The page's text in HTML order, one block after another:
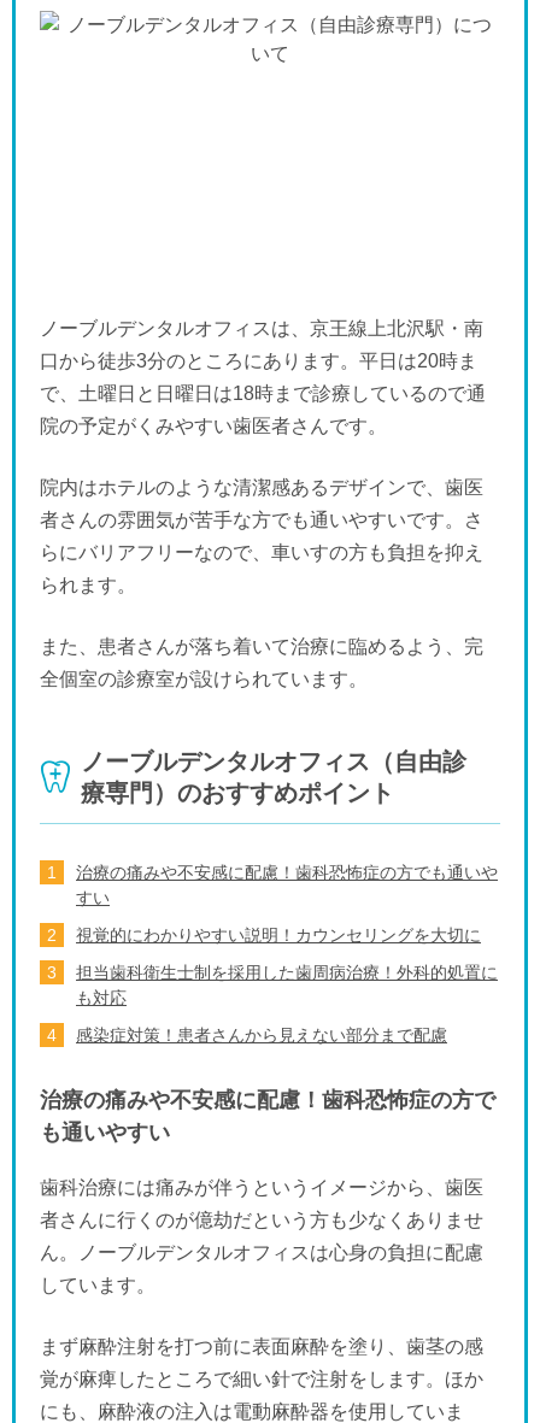
ノーブルデンタルオフィスは、京王線上北沢駅・南
口から徒歩3分のところにあります。平日は20時ま
で、土曜日と日曜日は18時まで診療しているので通
院の予定がくみやすい歯医者さんです。
院内はホテルのような清潔感あるデザインで、歯医
者さんの雰囲気が苦手な方でも通いやすいです。さ
らにバリアフリーなので、車いすの方も負担を抑え
られます。
また、患者さんが落ち着いて治療に臨めるよう、完
全個室の診療室が設けられています。
ノーブルデンタルオフィス（自由診
療専門）のおすすめポイント
治療の痛みや不安感に配慮！歯科恐怖症の方でも通いや
すい
視覚的にわかりやすい説明！カウンセリングを大切に
担当歯科衛生士制を採用した歯周病治療！外科的処置に
も対応
感染症対策！患者さんから見えない部分まで配慮
治療の痛みや不安感に配慮！歯科恐怖症の方で
も通いやすい
歯科治療には痛みが伴うというイメージから、歯医
者さんに行くのが億劫だという方も少なくありませ
ん。ノーブルデンタルオフィスは心身の負担に配慮
しています。
まず麻酔注射を打つ前に表面麻酔を塗り、歯茎の感
覚が麻痺したところで細い針で注射をします。ほか
にも、麻酔液の注入は電動麻酔器を使用していま